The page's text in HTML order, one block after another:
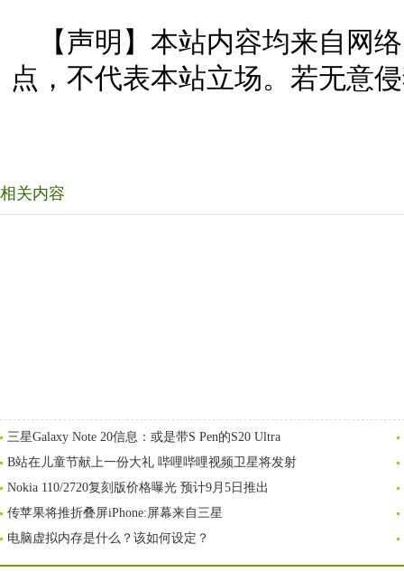
【声明】本站内容均来自网
点，不代表本站立场。若无意
相关内容
三星Galaxy Note 20信息：或是带S Pen的S20 Ultra
B站在儿童节献上一份大礼 哔哩哔哩视频卫星将发射
Nokia 110/2720复刻版价格曝光 预计9月5日推出
传苹果将推折叠屏iPhone:屏幕来自三星
电脑虚拟内存是什么？该如何设定？